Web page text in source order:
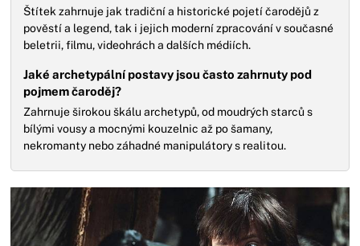
Štítek zahrnuje jak tradiční a historické pojetí čarodějů z
pověstí a legend, tak i jejich moderní zpracování v současné
beletrii, filmu, videohrách a dalších médiích.
Jaké archetypální postavy jsou často zahrnuty pod
pojmem čaroděj?
Zahrnuje širokou škálu archetypů, od moudrých starců s
bílými vousy a mocnými kouzelnic až po šamany,
nekromanty nebo záhadné manipulátory s realitou.